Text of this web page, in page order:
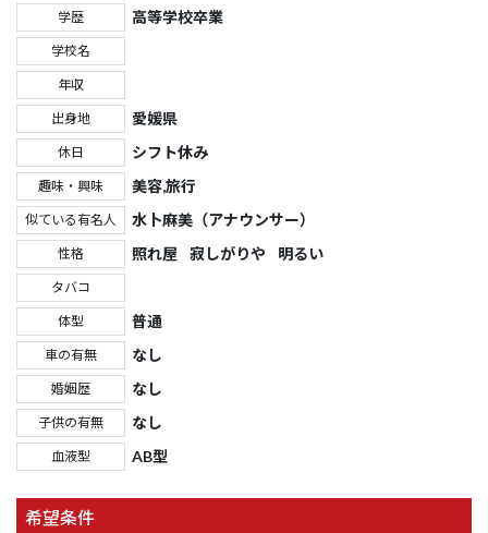
学歴 高等学校卒業
学校名
年収
出身地 愛媛県
休日 シフト休み
趣味・興味 美容,旅行
似ている有名人 水卜麻美（アナウンサー）
性格 照れ屋 寂しがりや 明るい
タバコ
体型 普通
車の有無 なし
婚姻歴 なし
子供の有無 なし
血液型 AB型
希望条件